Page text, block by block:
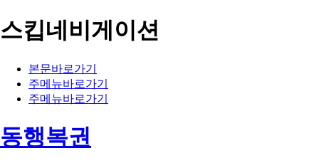
스킵네비게이션
본문바로가기
주메뉴바로가기
주메뉴바로가기
동행복권